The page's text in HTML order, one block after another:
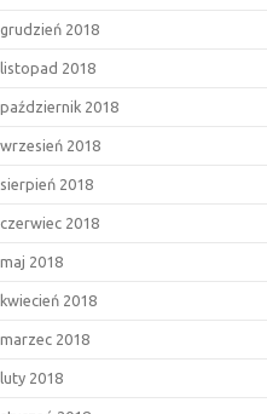
grudzień 2018
listopad 2018
październik 2018
wrzesień 2018
sierpień 2018
czerwiec 2018
maj 2018
kwiecień 2018
marzec 2018
luty 2018